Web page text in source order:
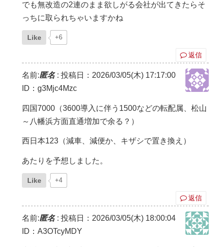
でも無改造の2連のまま欲しがる会社が出てきたらそ
っちに取られちゃいますかね
Like +6
返信
名前:匿名: 投稿日：2026/03/05(木) 17:17:00
ID：g3Mjc4Mzc
四国7000（3600導入に伴う1500などの転配属、松山
～八幡浜方面直通増加で余る？）
西日本123（減車、減便か、キザシで置き換え）
あたりを予想しました。
Like +4
返信
名前:匿名: 投稿日：2026/03/05(木) 18:00:04
ID：A3OTcyMDY